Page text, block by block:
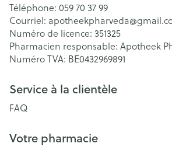
Téléphone: 059 70 37 99
Courriel: apotheekpharveda@
Numéro de licence: 351325
Pharmacien responsable: Apotheek
Numéro TVA: BE0432969891
Service à la clientèle
FAQ
Votre pharmacie